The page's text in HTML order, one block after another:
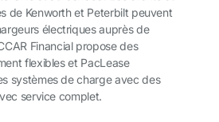
de Kenworth et Peterbilt peuvent
électriques auprès de
Financial propose des
flexibles et PacLease
systèmes de charge avec des
service complet.